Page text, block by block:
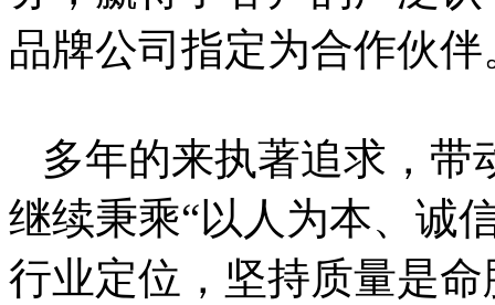
品牌公司指定为合作伙伴
多年的来执著追求，带
继续秉乘“以人为本、诚
行业定位，坚持质量是